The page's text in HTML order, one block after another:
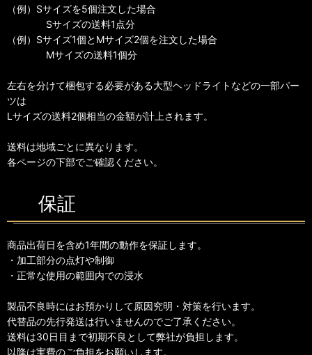
（例）Sサイズを5個注文した場合
Sサイズの送料1点分
（例）Sサイズ1個とMサイズ2個を注文した場合
Mサイズの送料1個分
左右を分けて梱包する必要がある大型ヘッドライトなどの一部パー
ツは
Lサイズの送料2個相当の金額が計上されます。
送料は地域ごとに異なります。
各ページの下部でご確認ください。
保証
商品出荷日を含め1年間の動作を保証します。
・加工部分の点灯や制御
・正常な使用の範囲内での浸水
製品不良時にはお預かりして原因究明・対策を行います。
代替品の先行発送は行いませんのでご了承ください。
送料は30日目まで初期不良として弊社が負担します。
以降は実費のご負担をお願いします。